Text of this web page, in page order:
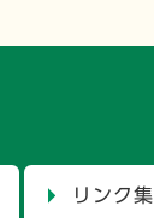
リンク集